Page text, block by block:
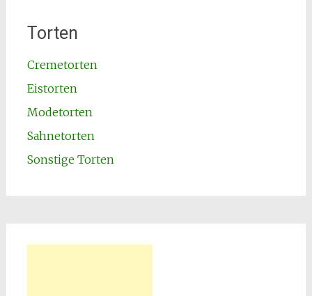
Torten
Cremetorten
Eistorten
Modetorten
Sahnetorten
Sonstige Torten